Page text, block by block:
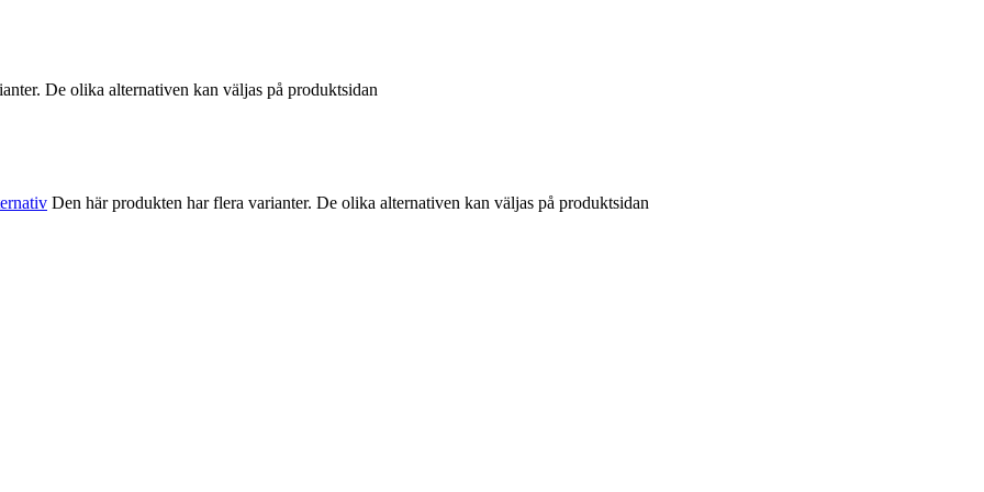
De olika alternativen kan väljas på produktsidan
Den här produkten har flera varianter. De olika alternativen kan väljas på produktsidan